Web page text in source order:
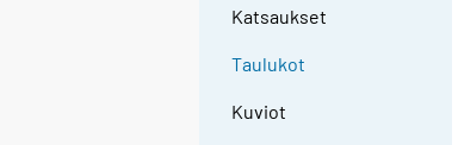
Katsaukset
Taulukot
Kuviot